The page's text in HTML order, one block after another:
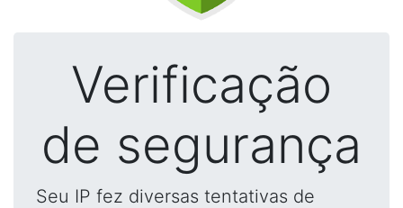
Verificação
de segurança
Seu IP fez diversas tentativas de